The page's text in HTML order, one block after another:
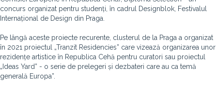
concurs organizat pentru studenți, în cadrul Designblok, Festivalul
Internațional de Design din Praga.
Pe lângă aceste proiecte recurente, clusterul de la Praga a organizat
în 2021 proiectul „Tranzit Residencies” care vizează organizarea unor
rezidențe artistice în Republica Cehă pentru curatori sau proiectul
„Ideas Yard” - o serie de prelegeri și dezbateri care au ca temă
generală Europa”.